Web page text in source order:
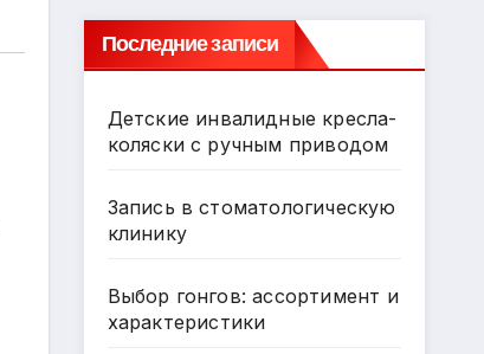
Последние записи
Детские инвалидные кресла-
коляски с ручным приводом
Запись в стоматологическую
клинику
Выбор гонгов: ассортимент и
характеристики